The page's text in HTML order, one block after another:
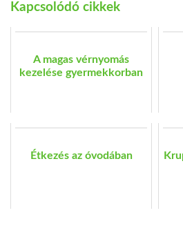
Kapcsolódó cikkek
A magas vérnyomás
kezelése gyermekkorban
Étkezés az óvodában